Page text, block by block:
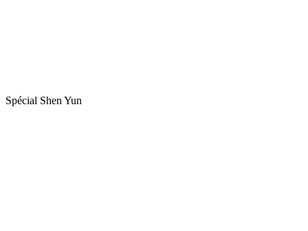
Spécial Shen Yun